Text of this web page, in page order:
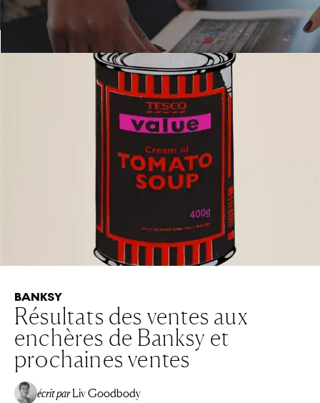
BANKSY
Résultats des ventes aux
enchères de Banksy et
prochaines ventes
écrit par Liv Goodbody